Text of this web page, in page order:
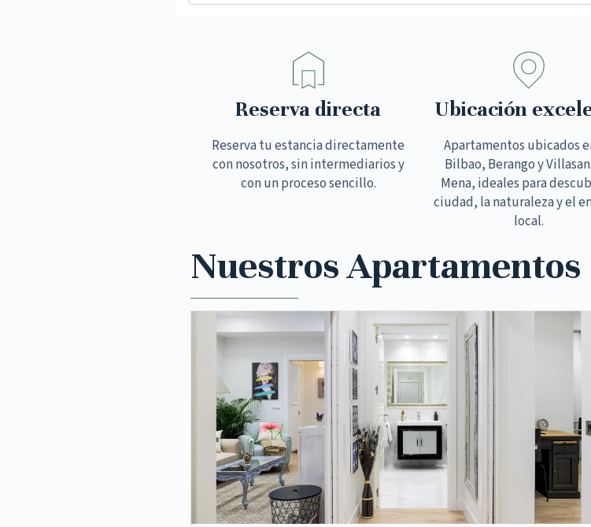
Reserva directa
Reserva tu estancia directamente
con nosotros, sin intermediarios y
con un proceso sencillo.
Ubicación
Apartamentos ubicados
Bilbao, Berango y
Mena, ideales para
ciudad, la naturaleza y el
local.
Nuestros Apartamentos